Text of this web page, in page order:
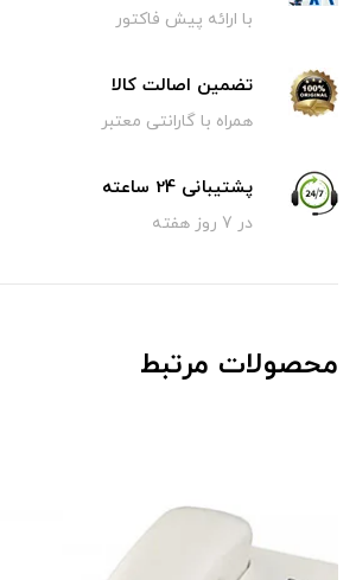
با ارائه پیش فاکتور
تضمین اصالت کالا
همراه با گارانتی معتبر
پشتیبانی 24 ساعته
در 7 روز هفته
محصولات مرتبط